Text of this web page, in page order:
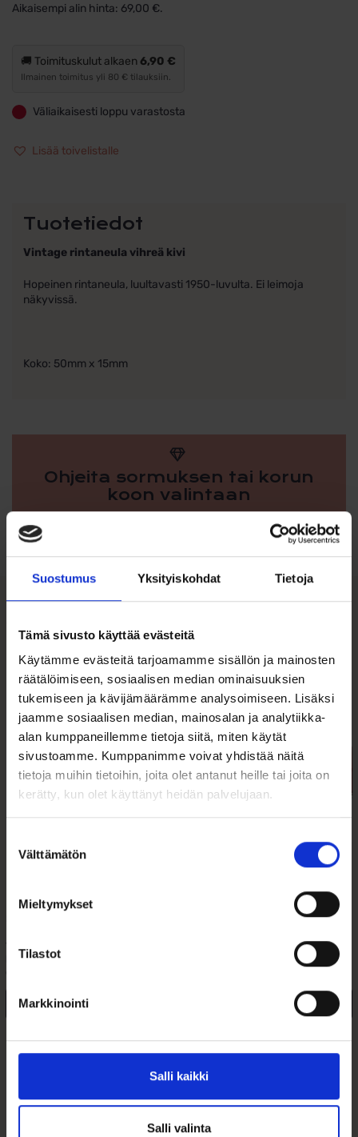
Suostumus Yksityiskohdat Tietoja
Tämä sivusto käyttää evästeitä
Käytämme evästeitä tarjoamamme sisällön ja mainosten
räätälöimiseen, sosiaalisen median ominaisuuksien
tukemiseen ja kävijämäärämme analysoimiseen. Lisäksi
jaamme sosiaalisen median, mainosalan ja analytiikka-
alan kumppaneillemme tietoja siitä, miten käytät
sivustoamme. Kumppanimme voivat yhdistää näitä
tietoja muihin tietoihin, joita olet antanut heille tai joita on
kerätty, kun olet käyttänyt heidän palvelujaan.
valinta
Välttämätön
Mieltymykset
Tilastot
Markkinointi
Salli kaikki
Salli valinta
Aikaisempi alin hinta: 69,00 €.
🚚 Toimituskulut alkaen6,90 €
Ilmainen toimitus yli 80 € tilauksiin.
Väliaikaisesti loppu varastosta
Lisää toivelistalle
Tuotetiedot
Vintage rintaneula vihreä kivi
Hopeinen rintaneula, luultavasti 1950-luvulta. Ei leimoja
näkyvissä.
Koko: 50mm x 15mm
Ohjeita sormuksen tai korun
koon valintaan
Tutustu myös
Miesten
Tyylikäs miesten vintage-
kultasormus aidolla mustalla
Valitse malli
Tällä
tuotteella
useampi
muunnelma.
Voit
tehdä
valinnat
tuotteen
Lisää toivelistalle
Vintage Omega Box
Omega vintage rasia naisten
Lisää ostoskoriin
Lisää toivelistalle
ALE 39%